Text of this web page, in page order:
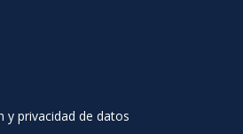
y privacidad de datos